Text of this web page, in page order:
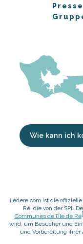
Presse
Wie kann ich
iledere.com ist die
Ré, die von der SPL
Communes de l’Île de Ré
wird, um Besucher und
und Vorbereitung